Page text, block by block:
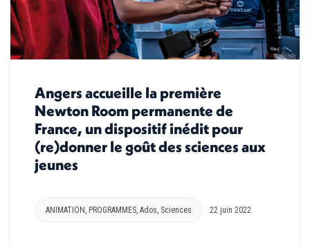
Angers accueille la première
Newton Room permanente de
France, un dispositif inédit pour
(re)donner le goût des sciences aux
jeunes
ANIMATION , PROGRAMMES, Ados, Sciences 22 juin 2022